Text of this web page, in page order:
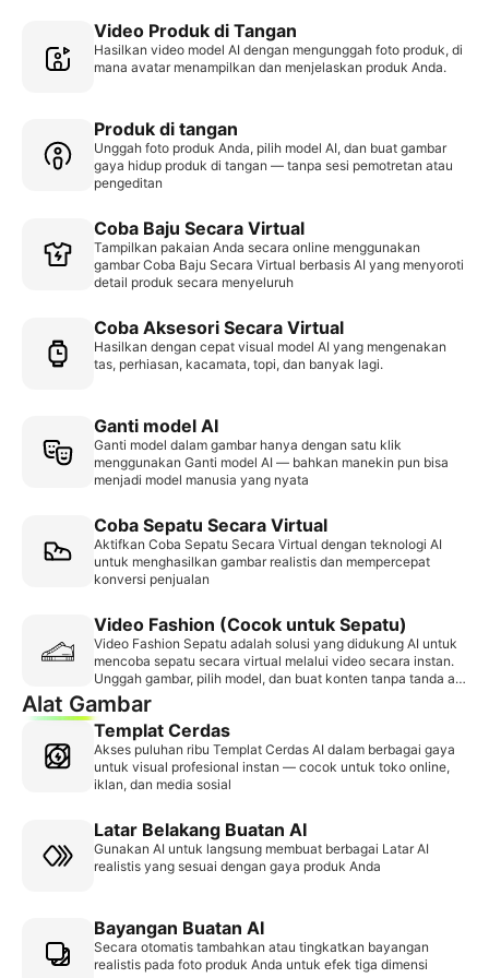
Video Produk di Tangan
Hasilkan video model AI dengan mengunggah foto produk, di
mana avatar menampilkan dan menjelaskan produk Anda.
Produk di tangan
Unggah foto produk Anda, pilih model AI, dan buat gambar
gaya hidup produk di tangan — tanpa sesi pemotretan atau
pengeditan
Coba Baju Secara Virtual
Tampilkan pakaian Anda secara online menggunakan
gambar Coba Baju Secara Virtual berbasis AI yang menyoroti
detail produk secara menyeluruh
Coba Aksesori Secara Virtual
Hasilkan dengan cepat visual model AI yang mengenakan
tas, perhiasan, kacamata, topi, dan banyak lagi.
Ganti model AI
Ganti model dalam gambar hanya dengan satu klik
menggunakan Ganti model AI — bahkan manekin pun bisa
menjadi model manusia yang nyata
Coba Sepatu Secara Virtual
Aktifkan Coba Sepatu Secara Virtual dengan teknologi AI
untuk menghasilkan gambar realistis dan mempercepat
konversi penjualan
Video Fashion (Cocok untuk Sepatu)
Video Fashion Sepatu adalah solusi yang didukung AI untuk
mencoba sepatu secara virtual melalui video secara instan.
Unggah gambar, pilih model, dan buat konten tanpa tanda air
dengan cepat untuk meningkatkan interaksi dan tingkat
konversi penjualan.
Alat Gambar
Templat Cerdas
Akses puluhan ribu Templat Cerdas AI dalam berbagai gaya
untuk visual profesional instan — cocok untuk toko online,
iklan, dan media sosial
Latar Belakang Buatan AI
Gunakan AI untuk langsung membuat berbagai Latar AI
realistis yang sesuai dengan gaya produk Anda
Bayangan Buatan AI
Secara otomatis tambahkan atau tingkatkan bayangan
realistis pada foto produk Anda untuk efek tiga dimensi